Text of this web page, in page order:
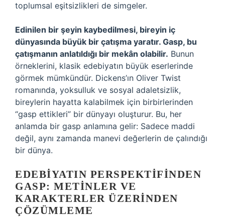
toplumsal eşitsizlikleri de simgeler.
Edinilen bir şeyin kaybedilmesi, bireyin iç
dünyasında büyük bir çatışma yaratır. Gasp, bu
çatışmanın anlatıldığı bir mekân olabilir. Bunun
örneklerini, klasik edebiyatın büyük eserlerinde
görmek mümkündür. Dickens’ın Oliver Twist
romanında, yoksulluk ve sosyal adaletsizlik,
bireylerin hayatta kalabilmek için birbirlerinden
“gasp ettikleri” bir dünyayı oluşturur. Bu, her
anlamda bir gasp anlamına gelir: Sadece maddi
değil, aynı zamanda manevi değerlerin de çalındığı
bir dünya.
EDEBIYATIN PERSPEKTIFINDEN
GASP: METINLER VE
KARAKTERLER ÜZERINDEN
ÇÖZÜMLEME